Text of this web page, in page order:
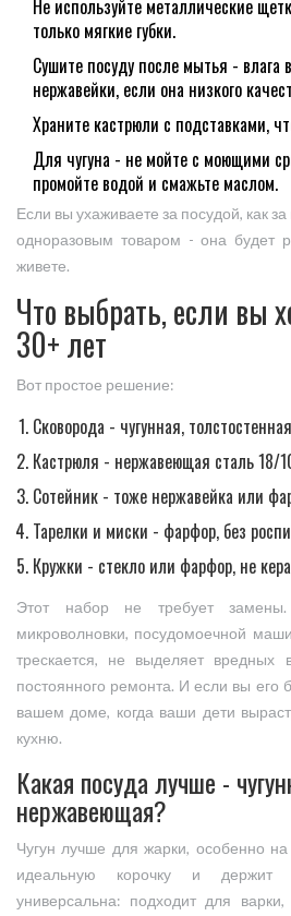
Не используйте металлические
только мягкие губки.
Сушите посуду после мытья -
нержавейки, если она низкого
Храните кастрюли с подставками,
Для чугуна - не мойте с моющими
промойте водой и смажьте маслом.
Если вы ухаживаете за посудой, как
одноразовым товаром - она будет
живете.
Что выбрать, если вы
30+ лет
Вот простое решение:
Сковорода - чугунная,
Кастрюля - нержавеющая сталь
Сотейник - тоже нержавейка или
Тарелки и миски - фарфор, без
Кружки - стекло или фарфор, не
Этот набор не требует
микроволновки, посудомоечной
трескается, не выделяет вредных
постоянного ремонта. И если вы его
вашем доме, когда ваши дети
кухню.
Какая посуда лучше -
нержавеющая?
Чугун лучше для жарки, особенно
идеальную корочку и держит
универсальна: подходит для